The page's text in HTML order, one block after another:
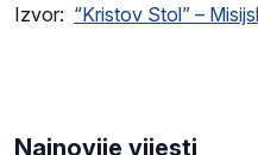
Izvor: “Kristov Stol” –
Najnovije vijesti